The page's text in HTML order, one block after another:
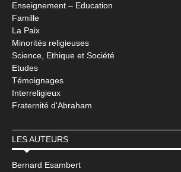
Enseignement – Education
Famille
La Paix
Minorités religieuses
Science, Ethique et Société
Etudes
Témoignages
Interreligieux
Fraternité d'Abraham
LES AUTEURS
Bernard Esambert